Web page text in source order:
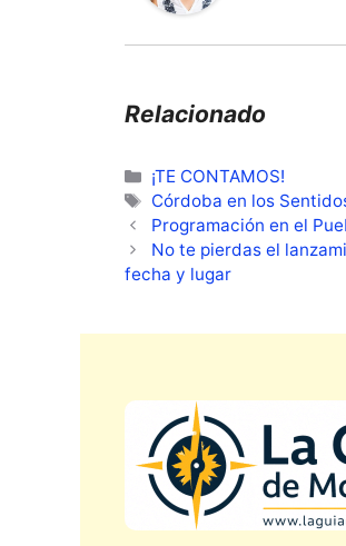
Relacionado
Categorías
¡TE CONTAMOS!
Etiquetas
Córdoba en los
Programación en el
No te pierdas el
fecha y lugar